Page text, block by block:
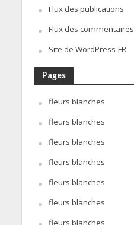
Flux des publications
Flux des commentaires
Site de WordPress-FR
Pages
fleurs blanches
fleurs blanches
fleurs blanches
fleurs blanches
fleurs blanches
fleurs blanches
fleurs blanches